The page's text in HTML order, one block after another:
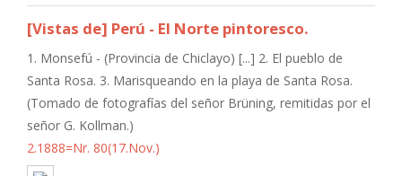
[Vistas de] Perú - El Norte pintoresco.
1. Monsefú - (Provincia de Chiclayo) [...] 2. El pueblo de
Santa Rosa. 3. Marisqueando en la playa de Santa Rosa.
(Tomado de fotografías del señor Brüning, remitidas por el
señor G. Kollman.)
2.1888=Nr. 80(17.Nov.)